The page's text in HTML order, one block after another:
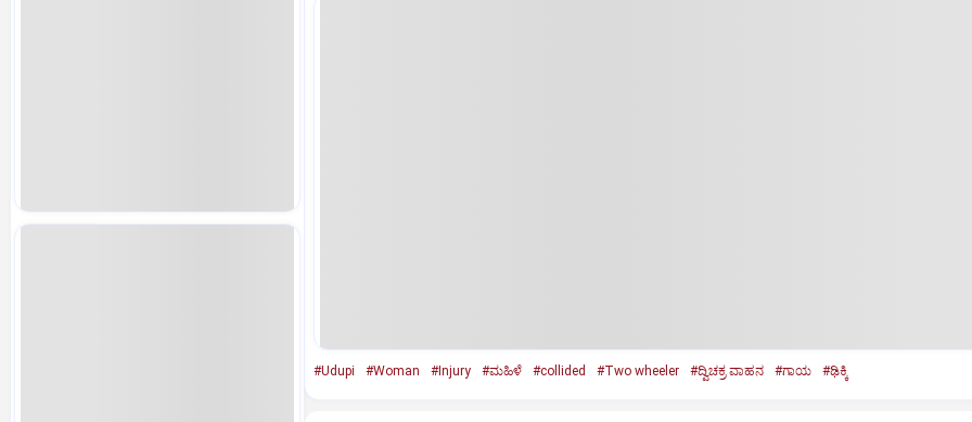
#Udupi #Woman #Injury #ಮಹಿಳೆ #collided #Two wheeler #ದ್ವಿಚಕ್ರ ವಾಹನ #ಗಾಯ #ಢಿಕ್ಕಿ